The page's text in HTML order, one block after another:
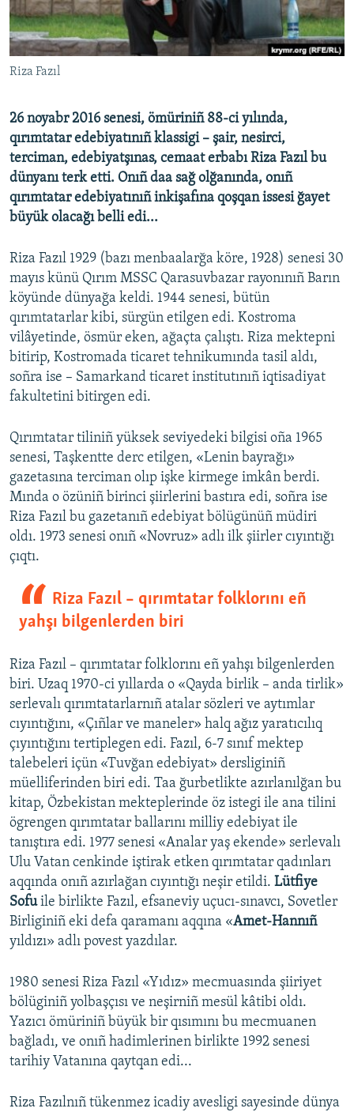
Русский
Українською
RFE/RS bütün saytları
Riza Fazıl
26 noyabr 2016 senesi, ömüriniñ 88-ci yılında,
qırımtatar edebiyatınıñ klassigi – şair, nesirci,
terciman, edebiyatşınas, cemaat erbabı Riza Fazıl bu
dünyanı terk etti. Onıñ daa sağ olğanında, onıñ
qırımtatar edebiyatınıñ inkişafına qoşqan issesi ğayet
büyük olacağı belli edi...
Riza Fazıl 1929 (bazı menbaalarğa köre, 1928) senesi 30
mayıs künü Qırım MSSC Qarasuvbazar rayonınıñ Barın
köyünde dünyağa keldi. 1944 senesi, bütün
qırımtatarlar kibi, sürgün etilgen edi. Kostroma
vilâyetinde, ösmür eken, ağaçta çalıştı. Riza mektepni
bitirip, Kostromada ticaret tehnikumında tasil aldı,
soñra ise – Samarkand ticaret institutınıñ iqtisadiyat
fakultetini bitirgen edi.
Qırımtatar tiliniñ yüksek seviyedeki bilgisi oña 1965
senesi, Taşkentte derc etilgen, «Lenin bayrağı»
gazetasına terciman olıp işke kirmege imkân berdi.
Mında o özüniñ birinci şiirlerini bastıra edi, soñra ise
Riza Fazıl bu gazetanıñ edebiyat bölügünüñ müdiri
oldı. 1973 senesi onıñ «Novruz» adlı ilk şiirler cıyıntığı
çıqtı.
Riza Fazıl – qırımtatar folklorını eñ
yahşı bilgenlerden biri
Riza Fazıl – qırımtatar folklorını eñ yahşı bilgenlerden
biri. Uzaq 1970-ci yıllarda o «Qayda birlik – anda tirlik»
serlevalı qırımtatarlarnıñ atalar sözleri ve aytımlar
cıyıntığını, «Çıñlar ve maneler» halq ağız yaratıcılıq
çıyıntığını tertiplegen edi. Fazıl, 6-7 sınıf mektep
talebeleri içün «Tuvğan edebiyat» dersliginiñ
müelliferinden biri edi. Taa ğurbetlikte azırlanılğan bu
kitap, Özbekistan mekteplerinde öz istegi ile ana tilini
ögrengen qırımtatar ballarını milliy edebiyat ile
tanıştıra edi. 1977 senesi «Analar yaş ekende» serlevalı
Ulu Vatan cenkinde iştirak etken qırımtatar qadınları
aqqında onıñ azırlağan cıyıntığı neşir etildi. Lütfiye
Sofuile birlikte Fazıl, efsaneviy uçucı-sınavcı, Sovetler
Birliginiñ eki defa qaramanı aqqına «Amet-Hannıñ
yıldızı» adlı povest yazdılar.
1980 senesi Riza Fazıl «Yıdız» mecmuasında şiiriyet
bölüginiñ yolbaşçısı ve neşirniñ mesül kâtibi oldı.
Yazıcı ömüriniñ büyük bir qısımını bu mecmuanen
bağladı, ve onıñ hadimlerinen birlikte 1992 senesi
tarihiy Vatanına qaytqan edi...
Riza Fazılnıñ tükenmez icadiy avesligi sayesinde dünya